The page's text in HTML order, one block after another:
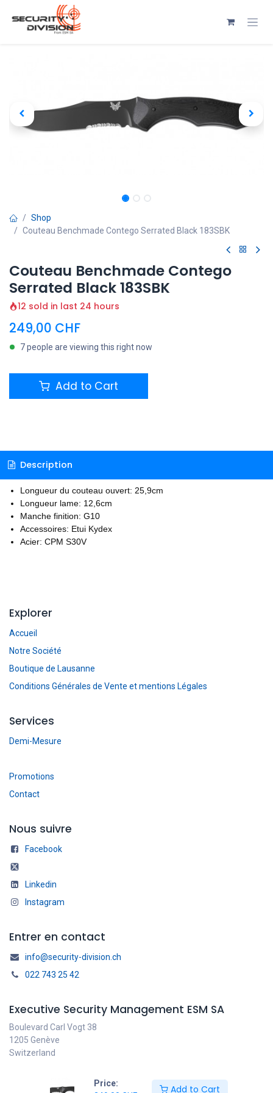
Se rendre au contenu
Price:
Add to Cart
Shop
Couteau Benchmade Contego Serrated Black 183SBK
Couteau Benchmade Contego
Serrated Black 183SBK
12 sold in last 24 hours
249,00 CHF
7 people are viewing this right now
Add to Cart
Description
Longueur du couteau ouvert: 25,9cm
Longueur lame: 12,6cm
Manche finition: G10
Accessoires: Etui Kydex
Acier: CPM S30V
Explorer
Accueil
Notre Société
Boutique de Lausanne
Conditions Générales de Vente et mentions Légales
Services
Demi-Mesure
Promotions
Contact
Nous suivre
Facebook
Linkedin
Instagram
Entrer en contact
info@security-division.ch
022 743 25 42
Executive Security Management ESM SA
Boulevard Carl Vogt 38
1205 Genève
Switzerland